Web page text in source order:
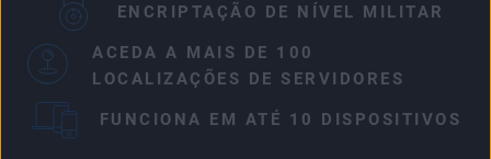
ENCRIPTAÇÃO DE NÍVEL MILITAR
ACEDA A MAIS DE 100
LOCALIZAÇÕES DE SERVIDORES
FUNCIONA EM ATÉ 10 DISPOSITIVOS